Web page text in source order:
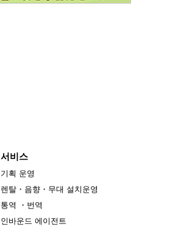
서비스
기획 운영
렌탈・음향・무대 설치운영
통역 ・번역
인바운드 에이전트